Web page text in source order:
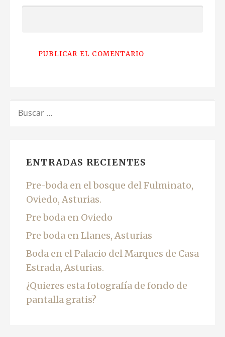
ENTRADAS RECIENTES
Pre-boda en el bosque del Fulminato,
Oviedo, Asturias.
Pre boda en Oviedo
Pre boda en Llanes, Asturias
Boda en el Palacio del Marques de Casa
Estrada, Asturias.
¿Quieres esta fotografía de fondo de
pantalla gratis?